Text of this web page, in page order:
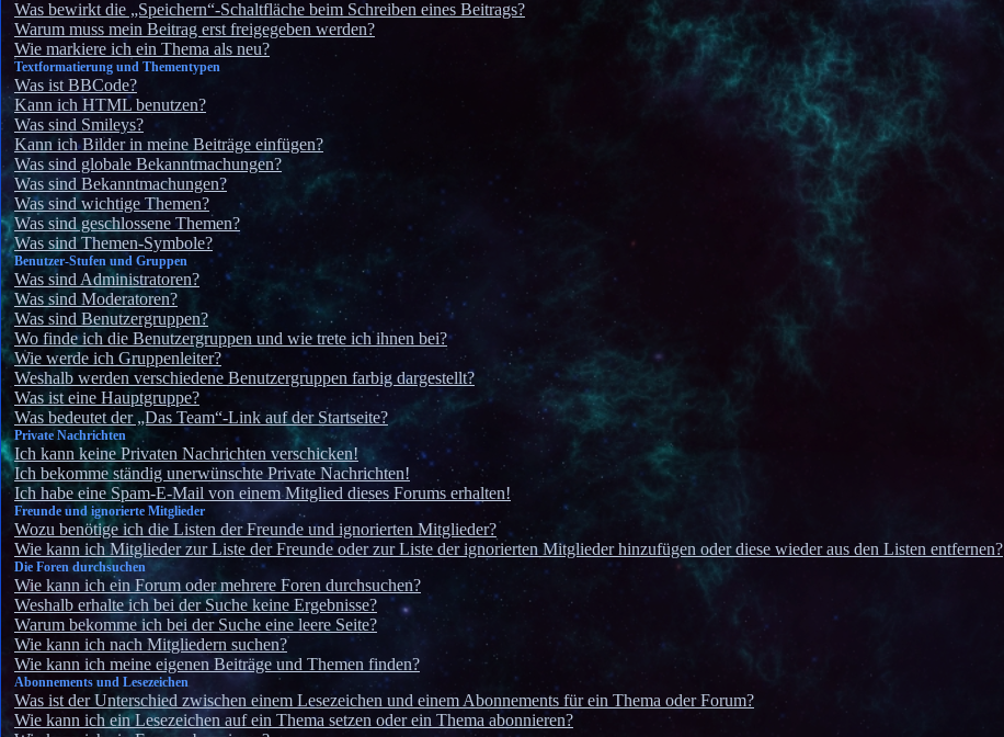
Was bewirkt die „Speichern“-Schaltfläche beim Schreiben eines Beitrags?
Warum muss mein Beitrag erst freigegeben werden?
Wie markiere ich ein Thema als neu?
Textformatierung und Thementypen
Was ist BBCode?
Kann ich HTML benutzen?
Was sind Smileys?
Kann ich Bilder in meine Beiträge einfügen?
Was sind globale Bekanntmachungen?
Was sind Bekanntmachungen?
Was sind wichtige Themen?
Was sind geschlossene Themen?
Was sind Themen-Symbole?
Benutzer-Stufen und Gruppen
Was sind Administratoren?
Was sind Moderatoren?
Was sind Benutzergruppen?
Wo finde ich die Benutzergruppen und wie trete ich ihnen bei?
Wie werde ich Gruppenleiter?
Weshalb werden verschiedene Benutzergruppen farbig dargestellt?
Was ist eine Hauptgruppe?
Was bedeutet der „Das Team“-Link auf der Startseite?
Private Nachrichten
Ich kann keine Privaten Nachrichten verschicken!
Ich bekomme ständig unerwünschte Private Nachrichten!
Ich habe eine Spam-E-Mail von einem Mitglied dieses Forums erhalten!
Freunde und ignorierte Mitglieder
Wozu benötige ich die Listen der Freunde und ignorierten Mitglieder?
Wie kann ich Mitglieder zur Liste der Freunde oder zur Liste der ignorierten Mitglieder hinzufügen oder diese wieder aus den Listen entfernen?
Die Foren durchsuchen
Wie kann ich ein Forum oder mehrere Foren durchsuchen?
Weshalb erhalte ich bei der Suche keine Ergebnisse?
Warum bekomme ich bei der Suche eine leere Seite?
Wie kann ich nach Mitgliedern suchen?
Wie kann ich meine eigenen Beiträge und Themen finden?
Abonnements und Lesezeichen
Was ist der Unterschied zwischen einem Lesezeichen und einem Abonnements für ein Thema oder Forum?
Wie kann ich ein Lesezeichen auf ein Thema setzen oder ein Thema abonnieren?